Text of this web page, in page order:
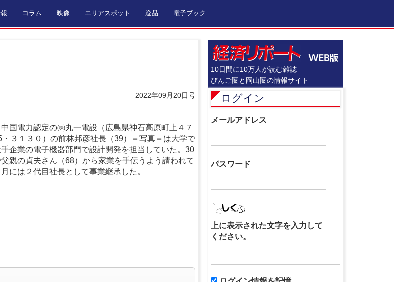
コラム 映像 エリアスポット 逸品 電子ブック
2022年09月20日号
国電力認定の㈱丸一電設（広島県神石高原町上４７
・３１３０）の前林邦彦社長（39）＝写真＝は大学で
企業の電子機器部門で設計開発を担当していた。30
親の貞夫さん（68）から家業を手伝うよう請われて
には２代目社長として事業継承した。
10日間に10万人が読む雑誌
びんご圏と岡山圏の情報サイト
ログイン
メールアドレス
パスワード
上に表示された文字を入力して
ください。